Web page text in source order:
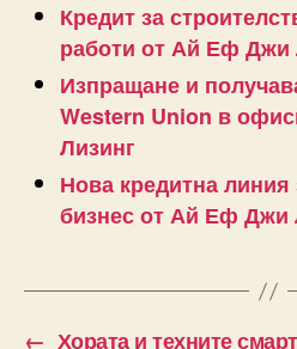
Кредит за
работи от Ай Еф Джи
Изпращане и
Western Union в
Лизинг
Нова кредитна
бизнес от Ай Еф Джи
← Хората и техните